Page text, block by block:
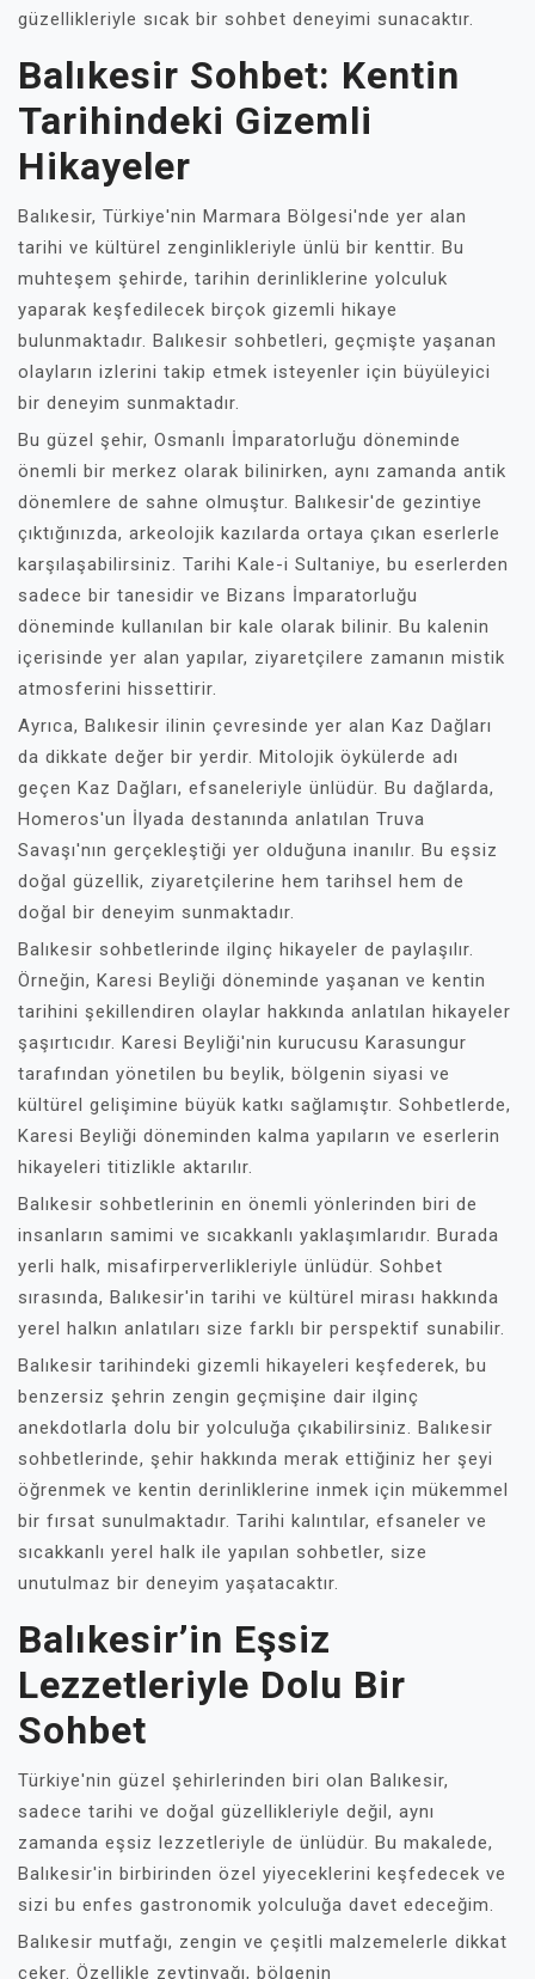
güzellikleriyle sıcak bir sohbet deneyimi sunacaktır.
Balıkesir Sohbet: Kentin
Tarihindeki Gizemli
Hikayeler
Balıkesir, Türkiye'nin Marmara Bölgesi'nde yer alan
tarihi ve kültürel zenginlikleriyle ünlü bir kenttir. Bu
muhteşem şehirde, tarihin derinliklerine yolculuk
yaparak keşfedilecek birçok gizemli hikaye
bulunmaktadır. Balıkesir sohbetleri, geçmişte yaşanan
olayların izlerini takip etmek isteyenler için büyüleyici
bir deneyim sunmaktadır.
Bu güzel şehir, Osmanlı İmparatorluğu döneminde
önemli bir merkez olarak bilinirken, aynı zamanda antik
dönemlere de sahne olmuştur. Balıkesir'de gezintiye
çıktığınızda, arkeolojik kazılarda ortaya çıkan eserlerle
karşılaşabilirsiniz. Tarihi Kale-i Sultaniye, bu eserlerden
sadece bir tanesidir ve Bizans İmparatorluğu
döneminde kullanılan bir kale olarak bilinir. Bu kalenin
içerisinde yer alan yapılar, ziyaretçilere zamanın mistik
atmosferini hissettirir.
Ayrıca, Balıkesir ilinin çevresinde yer alan Kaz Dağları
da dikkate değer bir yerdir. Mitolojik öykülerde adı
geçen Kaz Dağları, efsaneleriyle ünlüdür. Bu dağlarda,
Homeros'un İlyada destanında anlatılan Truva
Savaşı'nın gerçekleştiği yer olduğuna inanılır. Bu eşsiz
doğal güzellik, ziyaretçilerine hem tarihsel hem de
doğal bir deneyim sunmaktadır.
Balıkesir sohbetlerinde ilginç hikayeler de paylaşılır.
Örneğin, Karesi Beyliği döneminde yaşanan ve kentin
tarihini şekillendiren olaylar hakkında anlatılan hikayeler
şaşırtıcıdır. Karesi Beyliği'nin kurucusu Karasungur
tarafından yönetilen bu beylik, bölgenin siyasi ve
kültürel gelişimine büyük katkı sağlamıştır. Sohbetlerde,
Karesi Beyliği döneminden kalma yapıların ve eserlerin
hikayeleri titizlikle aktarılır.
Balıkesir sohbetlerinin en önemli yönlerinden biri de
insanların samimi ve sıcakkanlı yaklaşımlarıdır. Burada
yerli halk, misafirperverlikleriyle ünlüdür. Sohbet
sırasında, Balıkesir'in tarihi ve kültürel mirası hakkında
yerel halkın anlatıları size farklı bir perspektif sunabilir.
Balıkesir tarihindeki gizemli hikayeleri keşfederek, bu
benzersiz şehrin zengin geçmişine dair ilginç
anekdotlarla dolu bir yolculuğa çıkabilirsiniz. Balıkesir
sohbetlerinde, şehir hakkında merak ettiğiniz her şeyi
öğrenmek ve kentin derinliklerine inmek için mükemmel
bir fırsat sunulmaktadır. Tarihi kalıntılar, efsaneler ve
sıcakkanlı yerel halk ile yapılan sohbetler, size
unutulmaz bir deneyim yaşatacaktır.
Balıkesir’in Eşsiz
Lezzetleriyle Dolu Bir
Sohbet
Türkiye'nin güzel şehirlerinden biri olan Balıkesir,
sadece tarihi ve doğal güzellikleriyle değil, aynı
zamanda eşsiz lezzetleriyle de ünlüdür. Bu makalede,
Balıkesir'in birbirinden özel yiyeceklerini keşfedecek ve
sizi bu enfes gastronomik yolculuğa davet edeceğim.
Balıkesir mutfağı, zengin ve çeşitli malzemelerle dikkat
çeker. Özellikle zeytinyağı, bölgenin